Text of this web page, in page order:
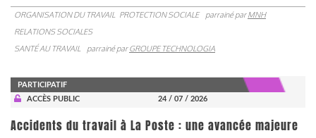
ORGANISATION DU TRAVAIL PROTECTION SOCIALE parrainé parMNH
RELATIONS SOCIALES
SANTÉ AU TRAVAIL
parrainé parGROUPE TECHNOLOGIA
PARTICIPATIF
ACCÈS PUBLIC
24 / 07 / 2026
Accidents du travail à La Poste : une avancée majeure